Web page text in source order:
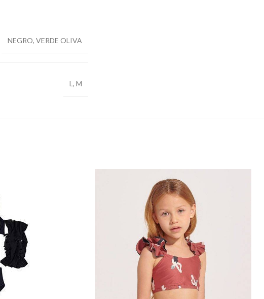
NEGRO, VERDE OLIVA
L , M